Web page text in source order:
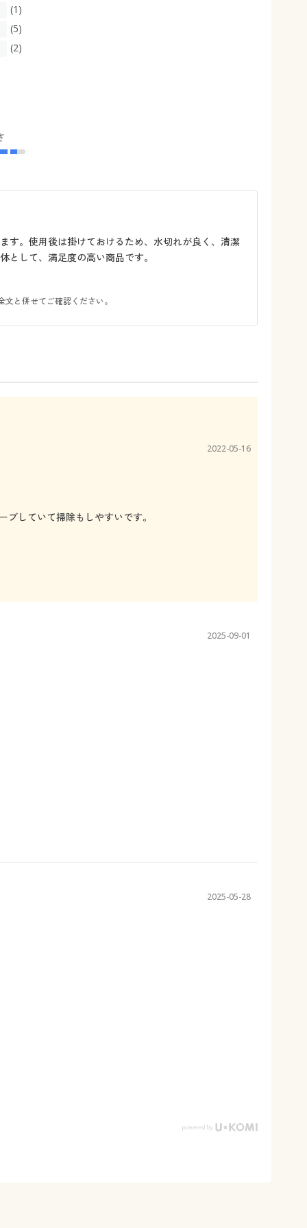
(1)
(5)
(2)
す。使用後は掛けておけるため、水切れが良く、清潔
して、満足度の高い商品です。
と併せてご確認ください。
2022-05-16
していて掃除もしやすいです。
2025-09-01
2025-05-28